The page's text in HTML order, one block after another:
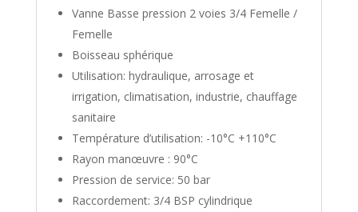
Vanne Basse pression 2 voies 3/4 Femelle /
Femelle
Boisseau sphérique
Utilisation: hydraulique, arrosage et
irrigation, climatisation, industrie, chauffage
sanitaire
Température d’utilisation: -10°C +110°C
Rayon manœuvre : 90°C
Pression de service: 50 bar
Raccordement: 3/4 BSP cylindrique